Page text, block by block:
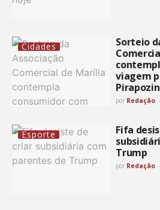
Cidades
Sorteio
viagem
por Redação
Esporte
Fifa
Trump
por Redação